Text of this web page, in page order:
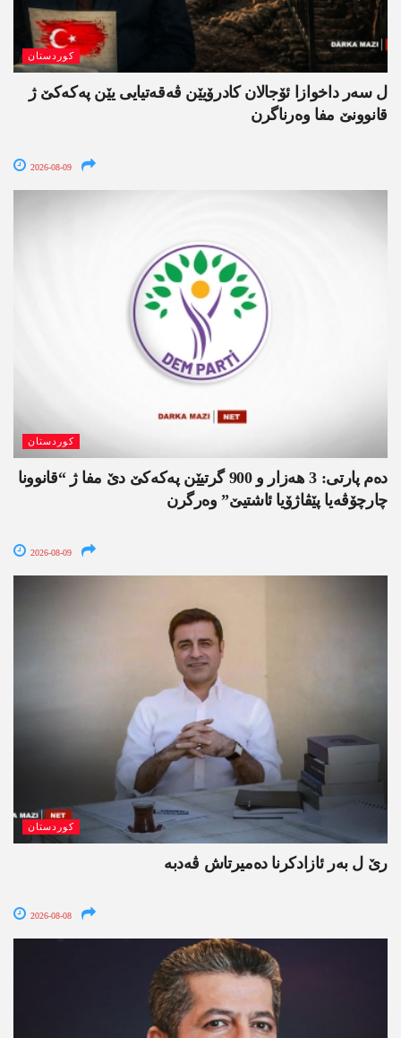
کوردستان
ل سەر داخوازا ئۆجالان کادرۆیێن ڤەقەتیایی یێن پەکەکێ ژ
قانوونێ مفا وەرناگرن
2026-08-09
کوردستان
دەم پارتی: 3 ھەزار و 900 گرتیێن پەکەکێ دێ مفا ژ “قانوونا
چارچۆڤەیا پێڤاژۆیا ئاشتیێ” وەرگرن
2026-08-09
کوردستان
رێ ل بەر ئازادکرنا دەمیرتاش ڤەدبە
2026-08-08